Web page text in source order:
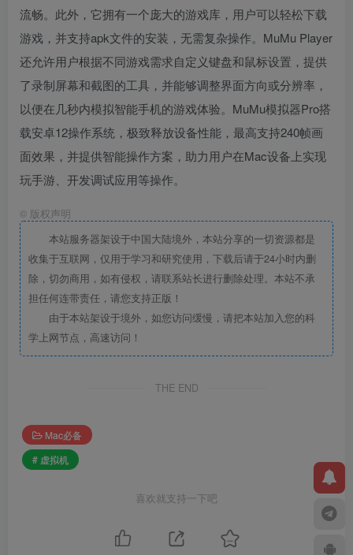
流畅。此外，它拥有一个庞大的游戏库，用户可以轻松下载
游戏，并支持apk文件的安装，无需复杂操作。MuMu Player
还允许用户根据不同游戏需求自定义键盘和鼠标设置，提供
了录制屏幕和截图的工具，并能够调整界面方向或分辨率，
以便在几秒内模拟智能手机的游戏体验。MuMu模拟器Pro搭
载安卓12操作系统，极致释放设备性能，最高支持240帧画
面效果，并提供智能操作方案，助力用户在Mac设备上实现
玩手游、开发调试应用等操作。
© 版权声明
本站服务器架设于中国大陆境外，本站分享的一切资源都是
收集于互联网，仅用于学习和研究使用，下载后请于24小时内删
除，切勿商用，如有侵权，请联系站长进行删除处理。本站不承
担任何连带责任，请您支持正版！
由于本站架设于境外，如您访问缓慢，请把本站加入您的科
学上网节点，高速访问！
THE END
Mac必备
# 虚拟机
喜欢就支持一下吧